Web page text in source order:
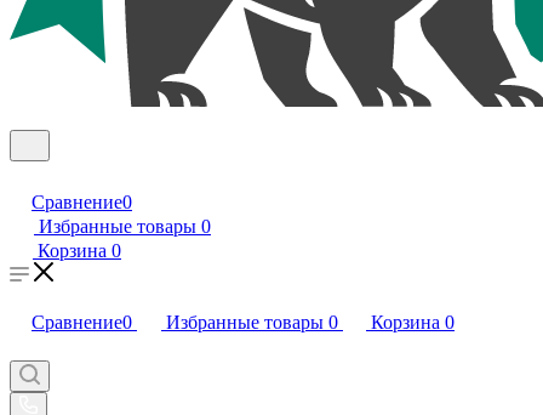
Сравнение0
Избранные товары 0
Корзина 0
Сравнение0 Избранные товары 0 Корзина 0